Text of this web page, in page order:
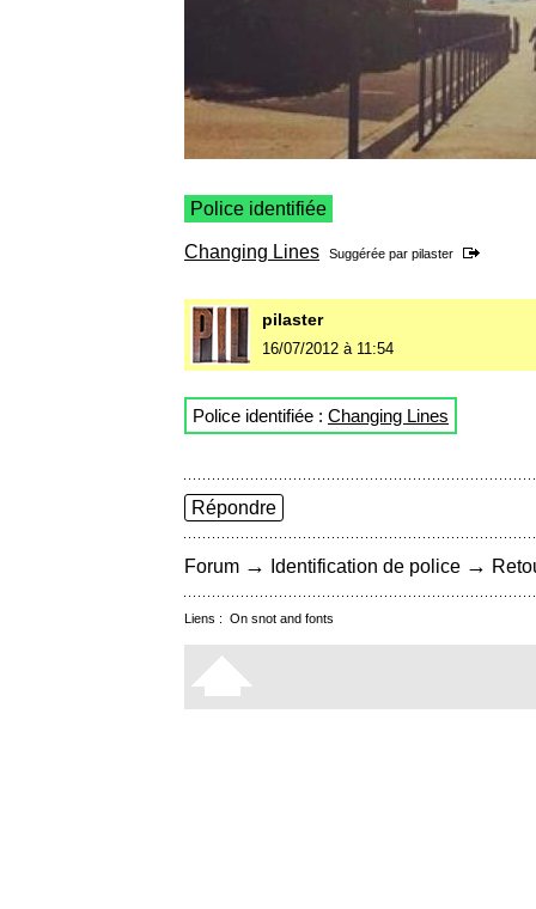
Police identifiée
Changing Lines Suggérée par pilaster
pilaster
16/07/2012 à 11:54
Police identifiée : Changing Lines
Répondre
Forum → Identification de police →
Liens : On snot and fonts